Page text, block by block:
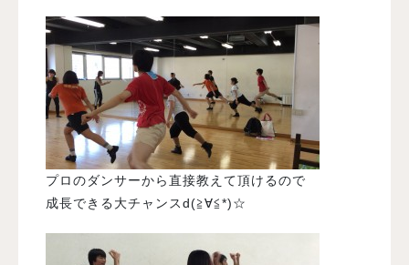
プロのダンサーから直接教えて頂けるので
成長できる大チャンスd(≧∀≦*)☆